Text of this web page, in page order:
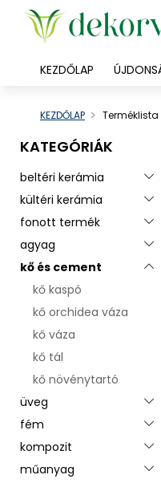
KEZDŐLAP
KEZDŐLAP Terméklista
KATEGÓRIÁK
beltéri kerámia
kültéri kerámia
fonott termék
agyag
kő és cement
kő kaspó
kő orchidea váza
kő váza
kő tál
kő növénytartó
üveg
fém
kompozit
műanyag